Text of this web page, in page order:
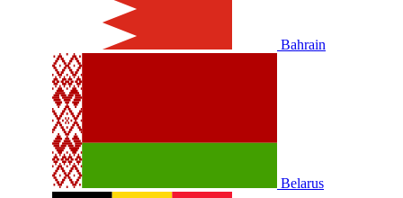
Bahrain
Belarus